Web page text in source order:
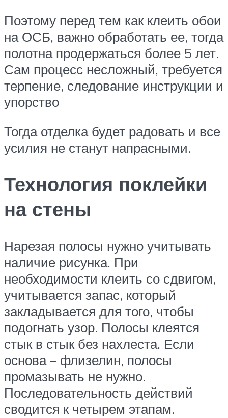
Поэтому перед тем как клеить обои
на ОСБ, важно обработать ее, тогда
полотна продержаться более 5 лет.
Сам процесс несложный, требуется
терпение, следование инструкции и
упорство
Тогда отделка будет радовать и все
усилия не станут напрасными.
Технология поклейки
на стены
Нарезая полосы нужно учитывать
наличие рисунка. При
необходимости клеить со сдвигом,
учитывается запас, который
закладывается для того, чтобы
подогнать узор. Полосы клеятся
стык в стык без нахлеста. Если
основа – флизелин, полосы
промазывать не нужно.
Последовательность действий
сводится к четырем этапам.